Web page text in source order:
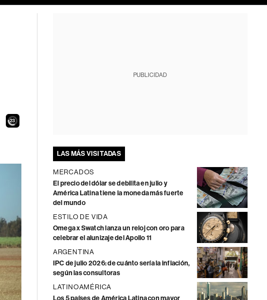
22
PUBLICIDAD
LAS MÁS VISITADAS
MERCADOS
El precio del dólar se debilita en julio y
América Latina tiene la moneda más fuerte
del mundo
ESTILO DE VIDA
Omega x Swatch lanza un reloj con oro para
celebrar el alunizaje del Apollo 11
ARGENTINA
IPC de julio 2026: de cuánto sería la inflación,
según las consultoras
LATINOAMÉRICA
Los 5 países de América Latina con mayor